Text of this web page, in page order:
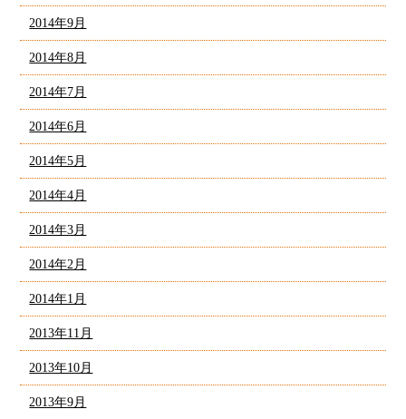
2014年9月
2014年8月
2014年7月
2014年6月
2014年5月
2014年4月
2014年3月
2014年2月
2014年1月
2013年11月
2013年10月
2013年9月